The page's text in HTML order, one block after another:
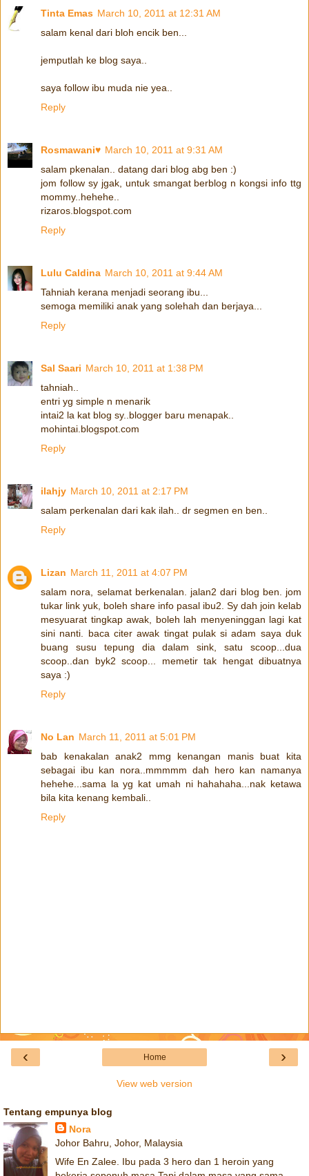
Tinta Emas March 10, 2011 at 12:31 AM
salam kenal dari bloh encik ben...
jemputlah ke blog saya..
saya follow ibu muda nie yea..
Reply
Rosmawani♥ March 10, 2011 at 9:31 AM
salam pkenalan.. datang dari blog abg ben :)
jom follow sy jgak, untuk smangat berblog n kongsi info ttg
mommy..hehehe..
rizaros.blogspot.com
Reply
Lulu Caldina March 10, 2011 at 9:44 AM
Tahniah kerana menjadi seorang ibu...
semoga memiliki anak yang solehah dan berjaya...
Reply
Sal Saari March 10, 2011 at 1:38 PM
tahniah..
entri yg simple n menarik
intai2 la kat blog sy..blogger baru menapak..
mohintai.blogspot.com
Reply
ilahjy March 10, 2011 at 2:17 PM
salam perkenalan dari kak ilah.. dr segmen en ben..
Reply
Lizan March 11, 2011 at 4:07 PM
salam nora, selamat berkenalan. jalan2 dari blog ben. jom
tukar link yuk, boleh share info pasal ibu2. Sy dah join kelab
mesyuarat tingkap awak, boleh lah menyeninggan lagi kat
sini nanti. baca citer awak tingat pulak si adam saya duk
buang susu tepung dia dalam sink, satu scoop...dua
scoop..dan byk2 scoop... memetir tak hengat dibuatnya
saya :)
Reply
No Lan March 11, 2011 at 5:01 PM
bab kenakalan anak2 mmg kenangan manis buat kita
sebagai ibu kan nora..mmmmm dah hero kan namanya
hehehe...sama la yg kat umah ni hahahaha...nak ketawa
bila kita kenang kembali..
Reply
‹ ›
Home
View web version
Tentang empunya blog
Nora
Johor Bahru, Johor, Malaysia
Wife En Zalee. Ibu pada 3 hero dan 1 heroin yang